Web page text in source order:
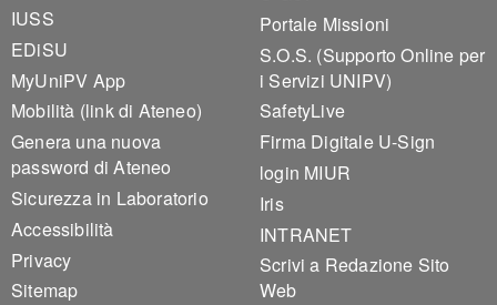
IUSS
EDiSU
MyUniPV App
Mobilità (link di Ateneo)
Genera una nuova
password di Ateneo
Sicurezza in Laboratorio
Accessibilità
Privacy
Sitemap
Portale Missioni
S.O.S. (Supporto Online per
i Servizi UNIPV)
SafetyLive
Firma Digitale U-Sign
login MIUR
Iris
INTRANET
Scrivi a Redazione Sito
Web